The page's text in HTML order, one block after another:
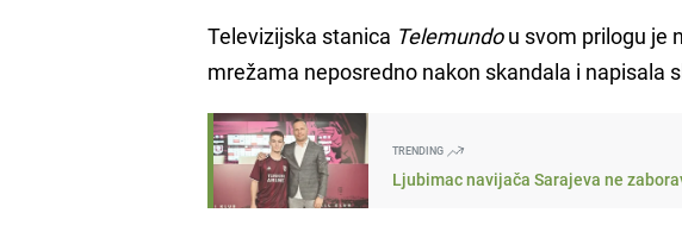
Televizijska stanica Telemundou svom prilogu je
mrežama neposredno nakon skandala i napisala
TRENDING
Ljubimac navijača Sarajeva ne